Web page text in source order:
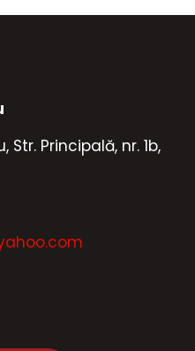
Str. Principală, nr. 1b,